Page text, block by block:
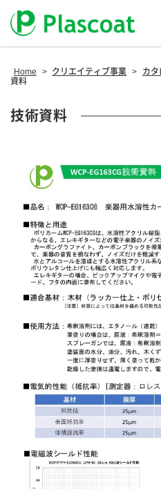
Home > クリエイティブ事業 > カ
資料
技術資料